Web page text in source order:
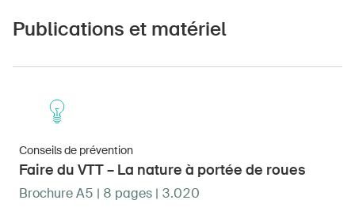
Publications et matériel
Conseils de prévention
Faire du VTT – La nature à portée de roues
Brochure A5 | 8 pages | 3.020